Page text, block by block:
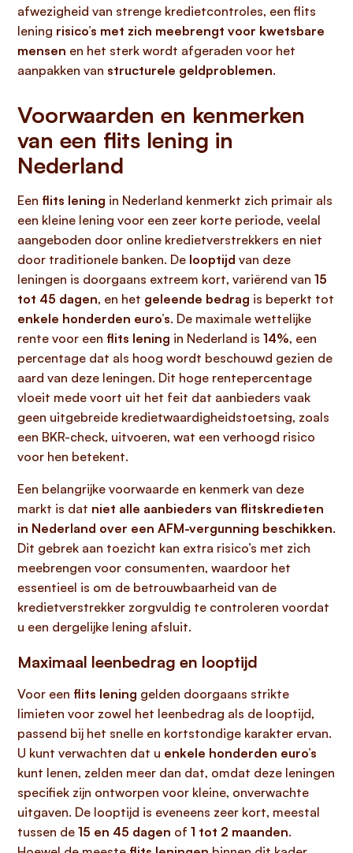
afwezigheid van strenge kredietcontroles, een flits
lening risico’s met zich meebrengt voor kwetsbare
mensen en het sterk wordt afgeraden voor het
aanpakken van structurele geldproblemen.
Voorwaarden en kenmerken
van een flits lening in
Nederland
Een flits lening in Nederland kenmerkt zich primair als
een kleine lening voor een zeer korte periode, veelal
aangeboden door online kredietverstrekkers en niet
door traditionele banken. De looptijd van deze
leningen is doorgaans extreem kort, variërend van 15
tot 45 dagen, en het geleende bedrag is beperkt tot
enkele honderden euro’s. De maximale wettelijke
rente voor een flits lening in Nederland is 14%, een
percentage dat als hoog wordt beschouwd gezien de
aard van deze leningen. Dit hoge rentepercentage
vloeit mede voort uit het feit dat aanbieders vaak
geen uitgebreide kredietwaardigheidstoetsing, zoals
een BKR-check, uitvoeren, wat een verhoogd risico
voor hen betekent.
Een belangrijke voorwaarde en kenmerk van deze
markt is dat niet alle aanbieders van flitskredieten
in Nederland over een AFM-vergunning beschikken.
Dit gebrek aan toezicht kan extra risico’s met zich
meebrengen voor consumenten, waardoor het
essentieel is om de betrouwbaarheid van de
kredietverstrekker zorgvuldig te controleren voordat
u een dergelijke lening afsluit.
Maximaal leenbedrag en looptijd
Voor een flits lening gelden doorgaans strikte
limieten voor zowel het leenbedrag als de looptijd,
passend bij het snelle en kortstondige karakter ervan.
U kunt verwachten dat u enkele honderden euro’s
kunt lenen, zelden meer dan dat, omdat deze leningen
specifiek zijn ontworpen voor kleine, onverwachte
uitgaven. De looptijd is eveneens zeer kort, meestal
tussen de 15 en 45 dagen of 1 tot 2 maanden.